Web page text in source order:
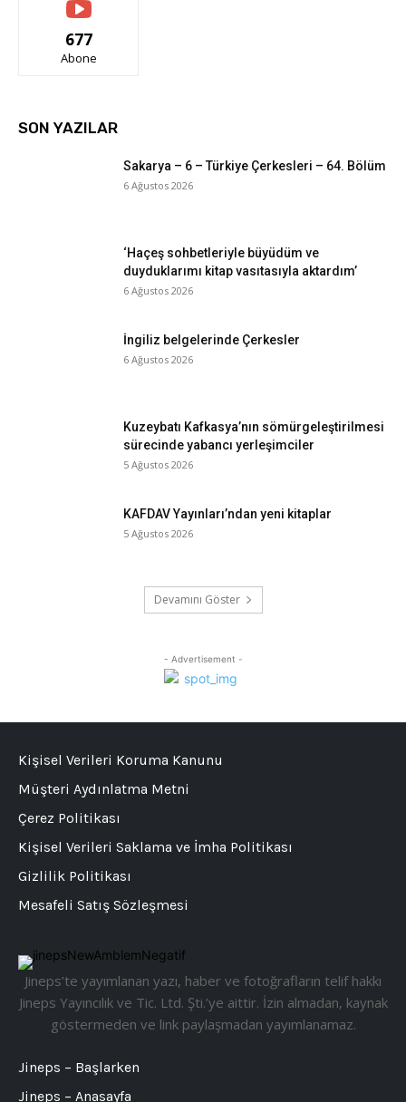
677
Abone
SON YAZILAR
Sakarya – 6 – Türkiye Çerkesleri – 64. Bölüm
6 Ağustos 2026
‘Haçeş sohbetleriyle büyüdüm ve
duyduklarımı kitap vasıtasıyla aktardım’
6 Ağustos 2026
İngiliz belgelerinde Çerkesler
6 Ağustos 2026
Kuzeybatı Kafkasya’nın sömürgeleştirilmesi
sürecinde yabancı yerleşimciler
5 Ağustos 2026
KAFDAV Yayınları’ndan yeni kitaplar
5 Ağustos 2026
Devamını Göster
- Advertisement -
Jineps’te yayımlanan yazı, haber ve fotoğrafların telif hakkı
Jineps Yayıncılık ve Tic. Ltd. Şti.’ye aittir. İzin almadan, kaynak
göstermeden ve link paylaşmadan yayımlanamaz.
Jineps – Başlarken
Jineps – Anasayfa
Kişisel Verileri Koruma Kanunu
Müşteri Aydınlatma Metni
Çerez Politikası
Kişisel Verileri Saklama ve İmha Politikası
Gizlilik Politikası
Mesafeli Satış Sözleşmesi